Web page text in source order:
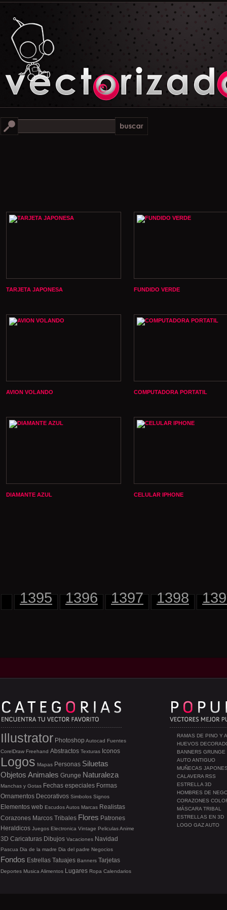
TARJETA JAPONESA FUNDIDO VERDE
AVION VOLANDO COMPUTADORA PORTATIL
DIAMANTE AZUL CELULAR IPHONE
1395 1396 1397 1398
RAMAS DE PINO Y
HUEVOS
BANNERS GRUNGE
AUTO ANTIGUO
MUÑECAS
CALAVERA RSS
ESTRELLA 3D
HOMBRES DE
CORAZONES
MÁSCARA TRIBAL
ESTRELLAS EN 3D
LOGO GAZ AUTO
Illustrator Photoshop Autocad Fuentes
CorelDraw Freehand Abstractos Texturas Iconos
Logos Mapas Personas Siluetas
Objetos Animales Grunge Naturaleza
Manchas y Gotas Fechas especiales Formas
Ornamentos Decorativos Simbolos Signos
Elementos web EscudosAutos Marcas Realistas
Corazones Marcos Tribales Flores Patrones
Heraldicos Juegos Electronica Vintage PeliculasAnime
3D Caricaturas Dibujos Vacaciones Navidad
Pascua Dia de la madre Dia del padre Negocios
Fondos Estrellas Tatuajes Banners Tarjetas
Deportes Musica Alimentos Lugares Ropa Calendarios